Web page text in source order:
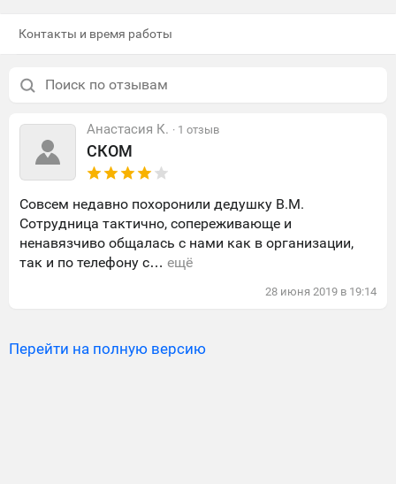
Контакты и время работы
Анастасия К. · 1 отзыв
СКОМ
Совсем недавно похоронили дедушку В.М.
Сотрудница тактично, сопереживающе и
ненавязчиво общалась с нами как в организации,
так и по телефону с… ещё
28 июня 2019 в 19:14
Перейти на полную версию